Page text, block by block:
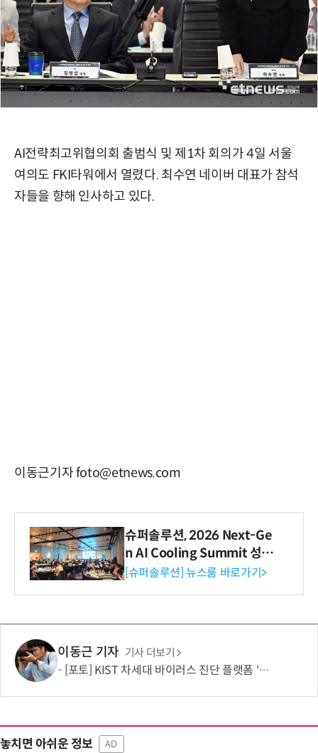
AI전략최고위협의회 출범식 및 제1차 회의가 4일 서울
여의도 FKI타워에서 열렸다. 최수연 네이버 대표가 참석
자들을 향해 인사하고 있다.
이동근기자 foto@etnews.com
슈퍼솔루션, 2026 Next-Ge
n AI Cooling Summit 성황
리 성료
[슈퍼솔루션] 뉴스룸 바로가기>
이동근 기자 기사 더보기
[포토] KIST 차세대 바이러스 진단 플랫폼 '퓨전 어세이' 개발
놓치면 아쉬운 정보 AD